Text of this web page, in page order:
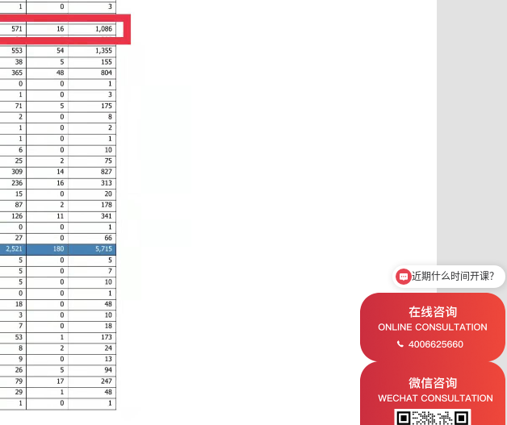
近期什么时间开课？